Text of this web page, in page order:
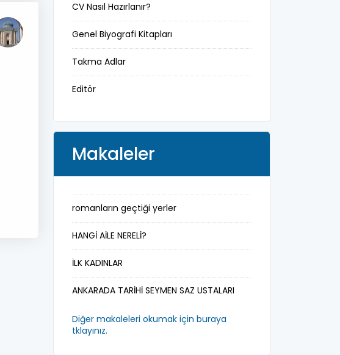
karikatürist
kendi dilinden yaşamöyküsü
kral
mareşal
marka
mimar
müderris
mühendis
müzisyen
padişah-hakan
CV Nasıl Hazırlanır?
Genel Biyografi Kitapları
Takma Adlar
Editör
Makaleler
romanların geçtiği yerler
HANGİ AİLE NERELİ?
İLK KADINLAR
ANKARADA TARİHİ SEYMEN SAZ USTALARI
Diğer makaleleri okumak için buraya
tklayınız.